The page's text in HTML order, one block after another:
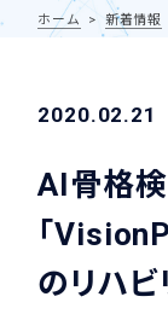
ホーム 新着情報
2020.02.21
AI骨格
「
のリハビ